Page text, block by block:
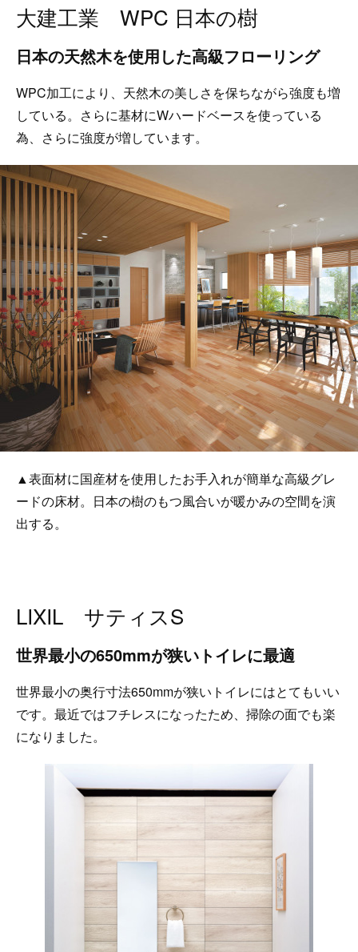
大建工業 WPC 日本の樹
日本の天然木を使用した高級フローリング
WPC加工により、天然木の美しさを保ちながら強度も増
している。さらに基材にWハードベースを使っている
為、さらに強度が増しています。
▲表面材に国産材を使用したお手入れが簡単な高級グレ
ードの床材。日本の樹のもつ風合いが暖かみの空間を演
出する。
LIXIL サティスS
世界最小の650mmが狭いトイレに最適
世界最小の奥行寸法650mmが狭いトイレにはとてもいい
です。最近ではフチレスになったため、掃除の面でも楽
になりました。